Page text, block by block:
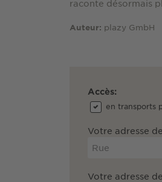
raconte désormais
Auteur: plazy GmbH
Accès:
en transports
Votre adresse
Votre adresse